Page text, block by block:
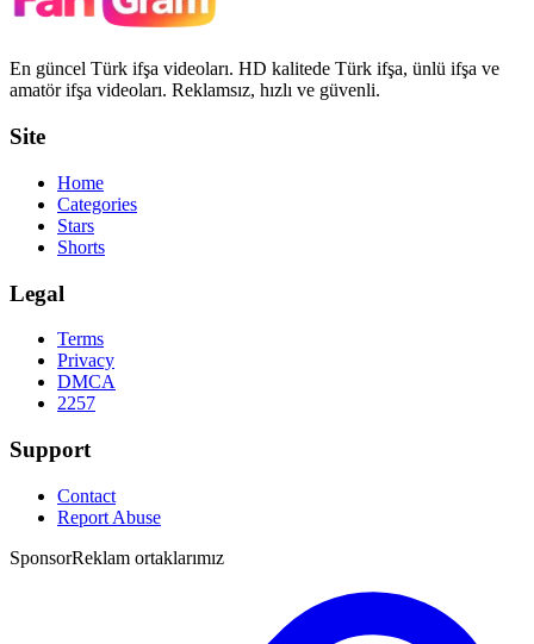
En güncel Türk ifşa videoları. HD kalitede Türk ifşa, ünlü ifşa ve
amatör ifşa videoları. Reklamsız, hızlı ve güvenli.
Site
Home
Categories
Stars
Shorts
Legal
Terms
Privacy
DMCA
2257
Support
Contact
Report Abuse
SponsorReklam ortaklarımız